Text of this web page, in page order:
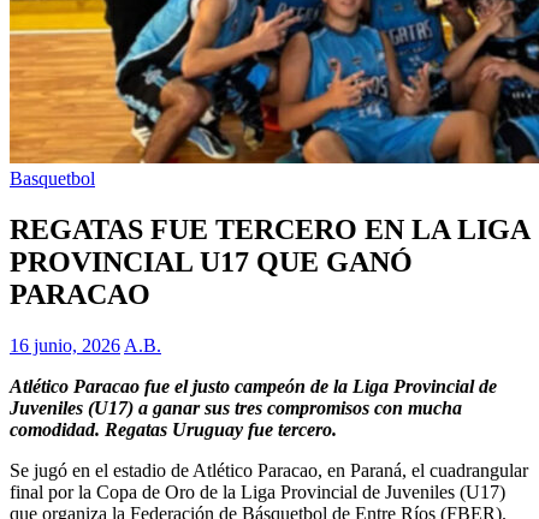
Basquetbol
REGATAS FUE TERCERO EN LA LIGA
PROVINCIAL U17 QUE GANÓ
PARACAO
16 junio, 2026 A.B.
Atlético Paracao fue el justo campeón de la Liga Provincial de
Juveniles (U17) a ganar sus tres compromisos con mucha
comodidad. Regatas Uruguay fue tercero.
Se jugó en el estadio de Atlético Paracao, en Paraná, el cuadrangular
final por la Copa de Oro de la Liga Provincial de Juveniles (U17)
que organiza la Federación de Básquetbol de Entre Ríos (FBER).